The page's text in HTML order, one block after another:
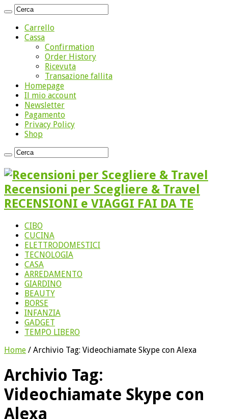
Carrello
Cassa
Confirmation
Order History
Ricevuta
Transazione fallita
Homepage
Il mio account
Newsletter
Pagamento
Privacy Policy
Shop
Recensioni per Scegliere & Travel
RECENSIONI e VIAGGI FAI DA TE
CIBO
CUCINA
ELETTRODOMESTICI
TECNOLOGIA
CASA
ARREDAMENTO
GIARDINO
BEAUTY
BORSE
INFANZIA
GADGET
TEMPO LIBERO
Home / Archivio Tag: Videochiamate Skype con Alexa
Archivio Tag:
Videochiamate Skype con
Alexa